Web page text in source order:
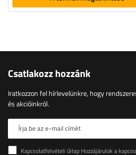
Csatlakozz hozzánk
Iratkozzon fel hírlevelünkre, hogy
és akcióinkról.
Írja be az e-mail címét
Kapcsolatfelvételi űrlap Hozzájárulok a kapcsolatfelvételi űrlapon szereplő személyes adataimnak az Európai